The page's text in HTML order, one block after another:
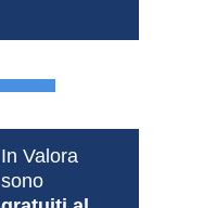
In Valora
sono